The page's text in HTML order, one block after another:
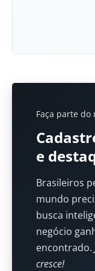
Faça parte
e
Brasileiros
mundo
busca
negócio
encontrado.
cresce!